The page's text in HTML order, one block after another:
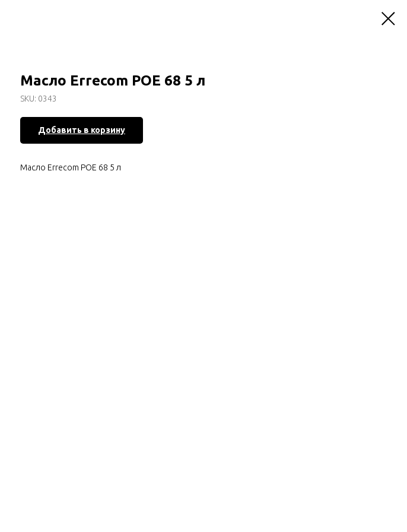
Масло Errecom POE 68 5 л
SKU: 0343
Добавить в корзину
Масло Errecom POE 68 5 л